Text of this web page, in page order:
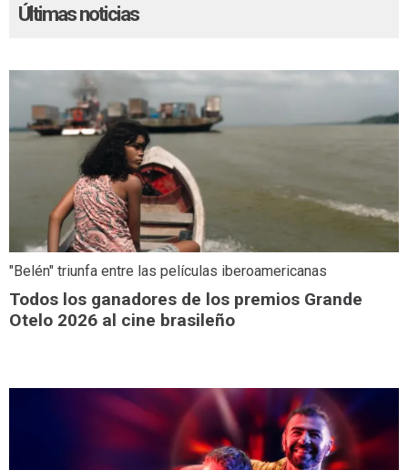
Últimas noticias
"Belén" triunfa entre las películas iberoamericanas
Todos los ganadores de los premios Grande
Otelo 2026 al cine brasileño